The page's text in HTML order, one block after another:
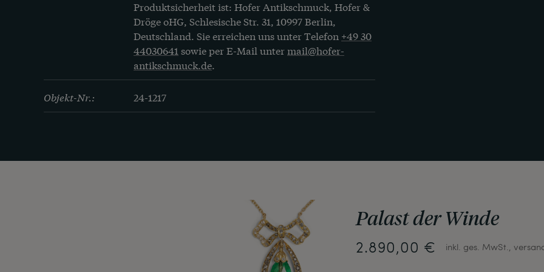
Produktsicherheit ist: Hofer Antikschmuck, Hofer &
Dröge oHG, Schlesische Str. 31, 10997 Berlin,
Deutschland. Sie erreichen uns unter Telefon +49 30
44030641 sowie per E-Mail untermail@hofer-
antikschmuck.de.
Objekt-Nr.: 24-1217
Palast der Winde
2.890,00 € inkl. ges. MwSt.,